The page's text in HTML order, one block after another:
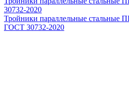
30732-2020
Тройники параллельные
ГОСТ 30732-2020